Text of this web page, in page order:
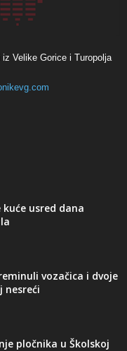
Velike Gorice i Turopolja
usred dana
vozačica i dvoje
pločnika u Školskoj